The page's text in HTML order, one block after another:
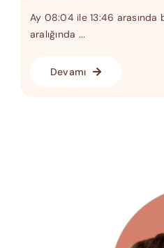
Ay 08:04 ile 13:46 arasında
aralığında ...
Devamı